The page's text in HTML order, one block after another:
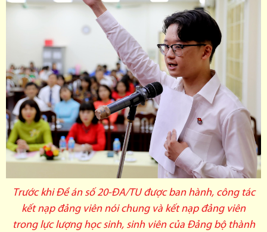
Trước khi Đề án số 20-ĐA/TU được ban hành, công tác
kết nạp đảng viên nói chung và kết nạp đảng viên
trong lực lượng học sinh, sinh viên của Đảng bộ thành